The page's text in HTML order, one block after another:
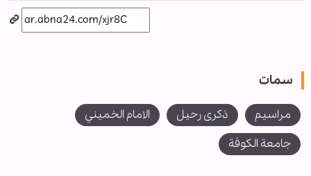
سمات
مراسيم ذكرى رحيل
الامام الخميني
جامعة الكوفة